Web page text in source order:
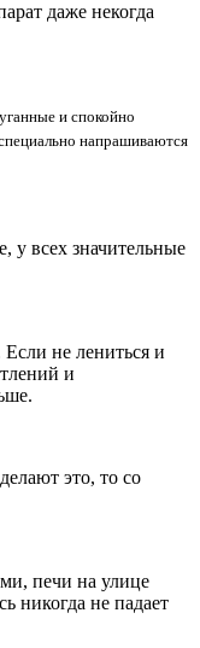
даже некогда
и спокойно
напрашиваются
у всех значительные
не лениться и
и
это, то со
печи на улице
никогда не падает